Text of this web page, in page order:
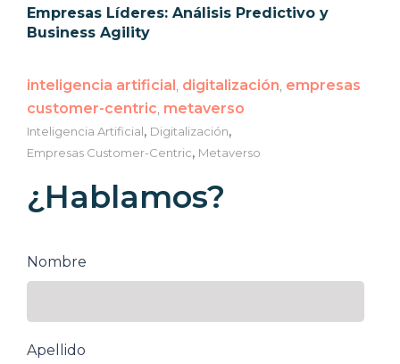
Empresas Líderes: Análisis Predictivo y
Business Agility
inteligencia artificial, digitalización, empresas
customer-centric, metaverso
Inteligencia Artificial, Digitalización,
Empresas Customer-Centric, Metaverso
¿Hablamos?
Nombre
Apellido